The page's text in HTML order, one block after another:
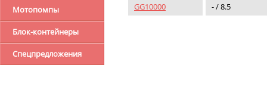
Мотопомпы
Блок-контейнеры
Спецпредложения
GG10000
- / 8.5